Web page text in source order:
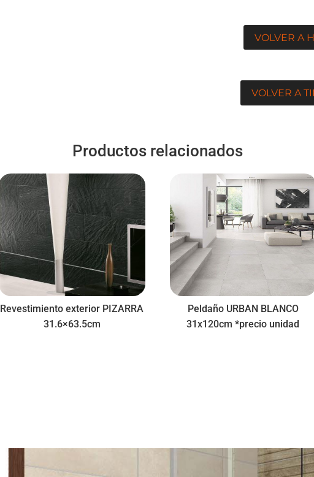
VOLVER A
VOLVER A
Productos relacionados
Revestimiento exterior PIZARRA
31.6×63.5cm
Peldaño URBAN BLANCO
31x120cm *precio unidad